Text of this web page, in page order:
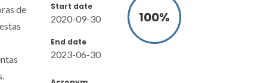
Start date
2020-09-30
End date
2023-06-30
100%
de